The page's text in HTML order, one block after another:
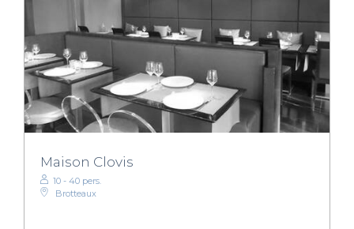
Maison Clovis
10 - 40 pers.
Brotteaux